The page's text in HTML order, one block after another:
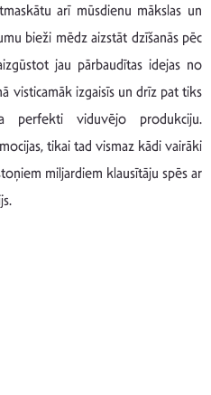
arī mūsdienu mākslas un
bieži mēdz aizstāt dzīšanās pēc
jau pārbaudītas idejas no
visticamāk izgaisīs un drīz pat tiks
perfekti viduvējo produkciju.
tikai tad vismaz kādi vairāki
miljardiem klausītāju spēs ar